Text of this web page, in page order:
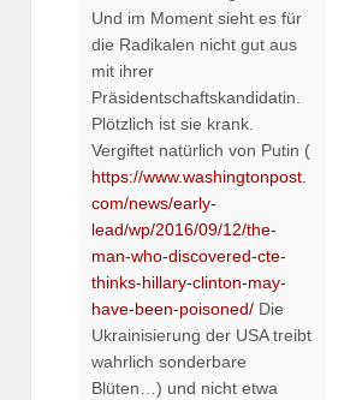
Und im Moment sieht es für
die Radikalen nicht gut aus
mit ihrer
Präsidentschaftskandidatin.
Plötzlich ist sie krank.
Vergiftet natürlich von Putin (
https://www.washingtonpost.
com/news/early-
lead/wp/2016/09/12/the-
man-who-discovered-cte-
thinks-hillary-clinton-may-
have-been-poisoned/ Die
Ukrainisierung der USA treibt
wahrlich sonderbare
Blüten…) und nicht etwa